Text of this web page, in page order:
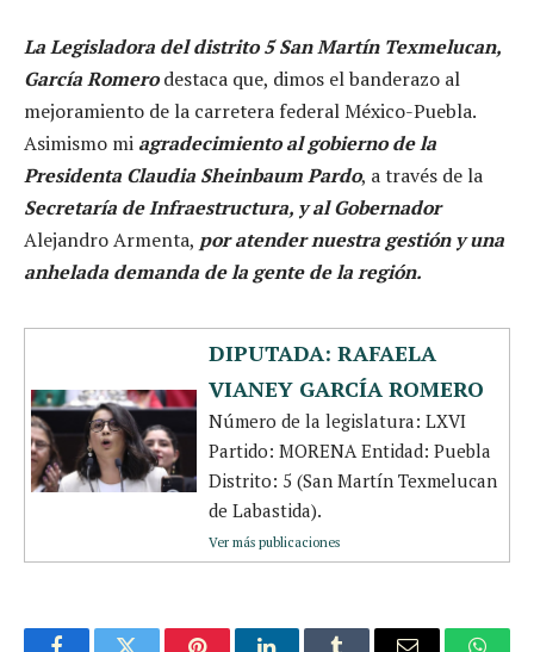
La Legisladora del distrito 5 San Martín Texmelucan,
García Romerodestaca que, dimos el banderazo al
mejoramiento de la carretera federal México-Puebla.
Asimismo mi agradecimiento al gobierno de la
Presidenta Claudia Sheinbaum Pardo, a través de la
Secretaría de Infraestructura, y al Gobernador
Alejandro Armenta, por atender nuestra gestión y una
anhelada demanda de la gente de la región.
DIPUTADA: RAFAELA
VIANEY GARCÍA ROMERO
Número de la legislatura: LXVI
Partido: MORENA Entidad: Puebla
Distrito: 5 (San Martín Texmelucan
de Labastida).
Ver más publicaciones